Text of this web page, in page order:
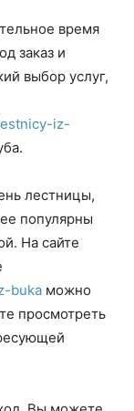
время
заказ и
выбор услуг,
iz-
лестницы,
популярны
На сайте
buka можно
просмотреть